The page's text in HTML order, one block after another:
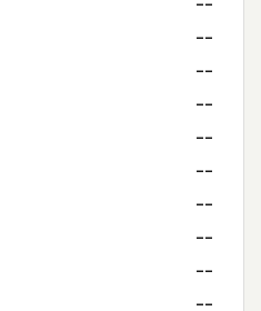
--
--
--
--
--
--
--
--
--